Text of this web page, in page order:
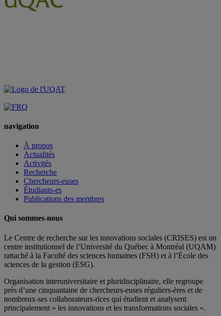
navigation
À propos
Actualités
Activités
Recherche
Chercheurs-euses
Étudiants-es
Publications des membres
Qui sommes-nous
Le Centre de recherche sur les innovations sociales (CRISES) est un
centre institutionnel de l’Université du Québec à Montréal (UQAM)
rattaché à la Faculté des sciences humaines (FSH) et à l’École des
sciences de la gestion (ESG).
Organisation interuniversitaire et pluridisciplinaire, elle regroupe
près d’une cinquantaine de chercheurs-euses réguliers-ères et de
nombreux-ses collaborateurs-rices qui étudient et analysent
principalement « les innovations et les transformations sociales ».